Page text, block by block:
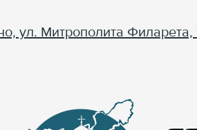
ул. Митрополита Филарета,